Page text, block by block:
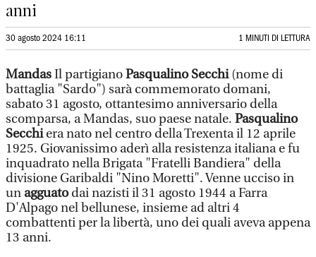
anni
30 agosto 2024 16:11 1 MINUTI DI LETTURA
MandasIl partigianoPasqualino Secchi(nome di
battaglia "Sardo") sarà commemorato domani,
sabato 31 agosto, ottantesimo anniversario della
scomparsa, a Mandas, suo paese natale. Pasqualino
Secchiera nato nel centro della Trexenta il 12 aprile
1925. Giovanissimo aderì alla resistenza italiana e fu
inquadrato nella Brigata "Fratelli Bandiera" della
divisione Garibaldi "Nino Moretti". Venne ucciso in
un agguatodai nazisti il 31 agosto 1944 a Farra
D'Alpago nel bellunese, insieme ad altri 4
combattenti per la libertà, uno dei quali aveva appena
13 anni.